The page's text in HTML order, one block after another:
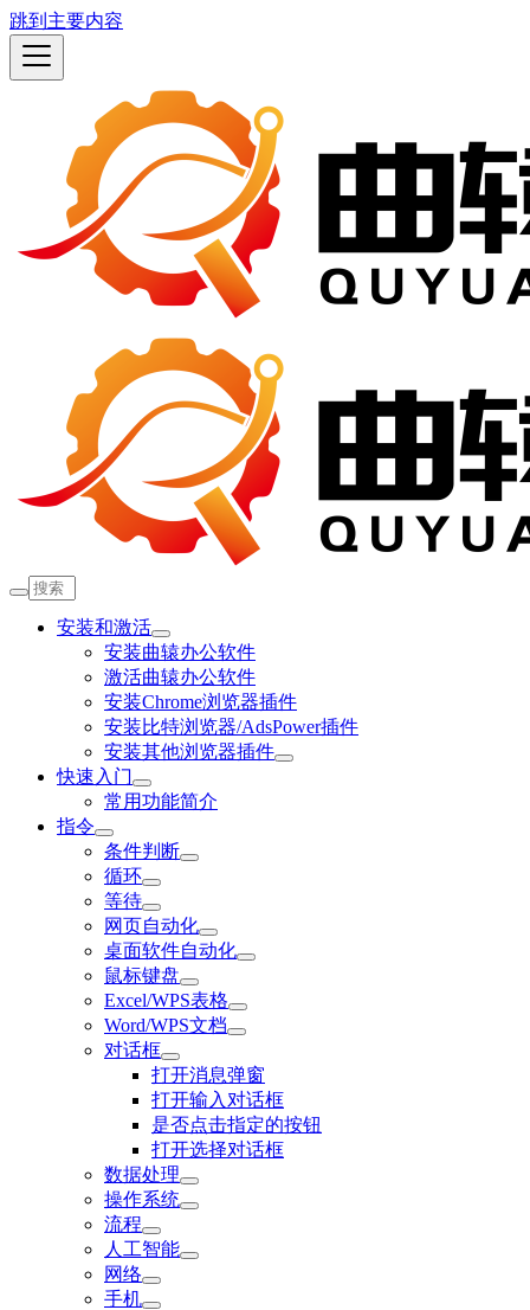
跳到主要内容
安装和激活
安装曲辕办公软件
激活曲辕办公软件
安装Chrome浏览器插件
安装比特浏览器/AdsPower插件
安装其他浏览器插件
快速入门
常用功能简介
指令
条件判断
循环
等待
网页自动化
桌面软件自动化
鼠标键盘
Excel/WPS表格
Word/WPS文档
对话框
打开消息弹窗
打开输入对话框
是否点击指定的按钮
打开选择对话框
数据处理
操作系统
流程
人工智能
网络
手机